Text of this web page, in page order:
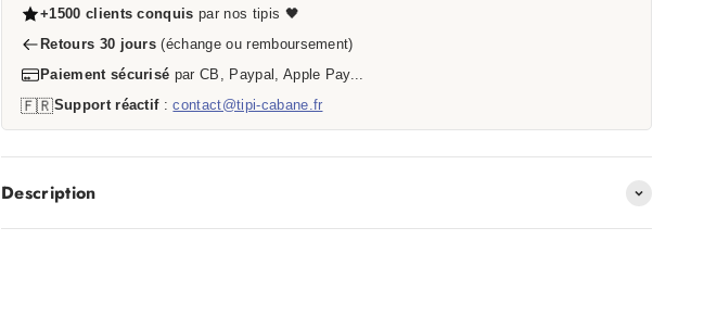
+1500 clients conquis par nos tipis 🖤
Retours 30 jours (échange ou remboursement)
Paiement sécurisé par CB, Paypal, Apple Pay...
🇫🇷Support réactif:contact@tipi-cabane.fr
Description